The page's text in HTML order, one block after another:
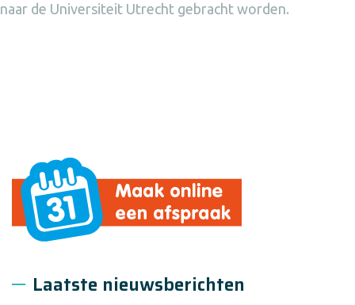
naar de Universiteit Utrecht gebracht worden.
Laatste nieuwsberichten